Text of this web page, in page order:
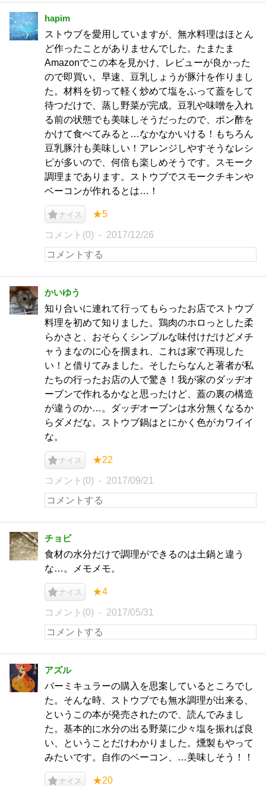
hapim
ストウブを愛用していますが、無水料理はほとん
ど作ったことがありませんでした。たまたま
Amazonでこの本を見かけ、レビューが良かった
ので即買い。早速、豆乳しょうが豚汁を作りまし
た。材料を切って軽く炒めて塩をふって蓋をして
待つだけで、蒸し野菜が完成。豆乳や味噌を入れ
る前の状態でも美味しそうだったので、ポン酢を
かけて食べてみると…なかなかいける！もちろん
豆乳豚汁も美味しい！アレンジしやすそうなレシ
ピが多いので、何倍も楽しめそうです。スモーク
調理まであります。ストウブでスモークチキンや
ベーコンが作れるとは…！
ナイス ★5
コメント(0) 2017/12/26
かいゆう
知り合いに連れて行ってもらったお店でストウブ
料理を初めて知りました。鶏肉のホロっとした柔
らかさと、おそらくシンプルな味付けだけどメチ
ャうまなのに心を掴まれ、これは家で再現した
い！と借りてみました。そしたらなんと著者が私
たちの行ったお店の人で驚き！我が家のダッヂオ
ーブンで作れるかなと思ったけど、蓋の裏の構造
が違うのか…。ダッヂオーブンは水分無くなるか
らダメだな。ストウブ鍋はとにかく色がカワイイ
な。
ナイス ★22
コメント(0) 2017/09/21
チョビ
食材の水分だけで調理ができるのは土鍋と違う
な…。メモメモ。
ナイス ★4
コメント(0) 2017/05/31
アズル
バーミキュラーの購入を思案しているところでし
た。そんな時、ストウブでも無水調理が出来る、
というこの本が発売されたので、読んでみまし
た。基本的に水分の出る野菜に少々塩を振れば良
い、ということだけわかりました。燻製もやって
みたいです。自作のベーコン、…美味しそう！！
ナイス ★20